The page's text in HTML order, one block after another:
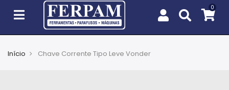
Início Chave Corrente Tipo Leve Vonder